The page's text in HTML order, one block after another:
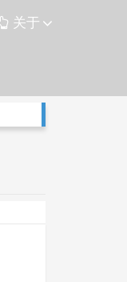
关于